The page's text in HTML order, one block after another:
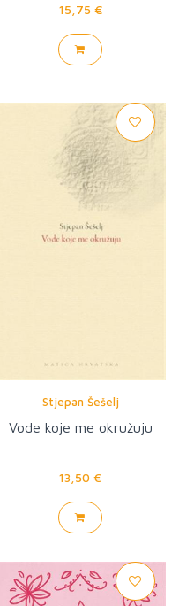
15,75 €
Stjepan Šešelj
Vode koje me okružuju
13,50 €